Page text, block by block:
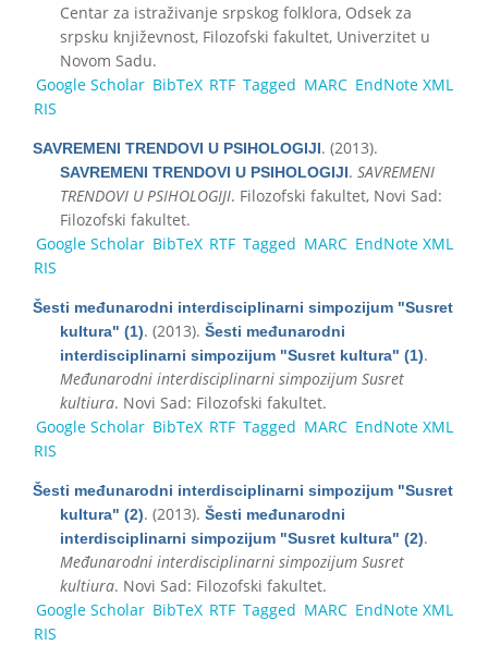
Centar za istraživanje srpskog folklora, Odsek za
srpsku književnost, Filozofski fakultet, Univerzitet u
Novom Sadu.
Google Scholar BibTeX RTF Tagged MARC EndNote XML
RIS
SAVREMENI TRENDOVI U PSIHOLOGIJI. (2013).
SAVREMENI TRENDOVI U PSIHOLOGIJI. SAVREMENI
TRENDOVI U PSIHOLOGIJI. Filozofski fakultet, Novi Sad:
Filozofski fakultet.
Google Scholar BibTeX RTF Tagged MARC EndNote XML
RIS
Šesti međunarodni interdisciplinarni simpozijum "Susret
kultura" (1). (2013). Šesti međunarodni
interdisciplinarni simpozijum "Susret kultura" (1).
Međunarodni interdisciplinarni simpozijum Susret
kultiura. Novi Sad: Filozofski fakultet.
Google Scholar BibTeX RTF Tagged MARC EndNote XML
RIS
Šesti međunarodni interdisciplinarni simpozijum "Susret
kultura" (2). (2013). Šesti međunarodni
interdisciplinarni simpozijum "Susret kultura" (2).
Međunarodni interdisciplinarni simpozijum Susret
kultiura. Novi Sad: Filozofski fakultet.
Google Scholar BibTeX RTF Tagged MARC EndNote XML
RIS